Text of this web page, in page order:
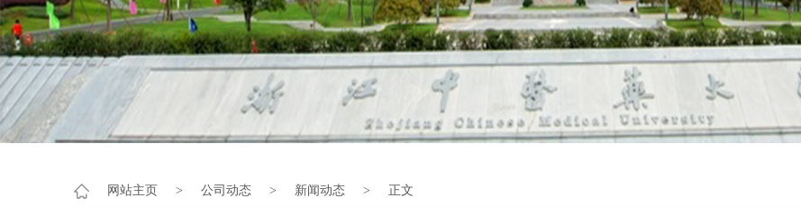
网站主页 > 公司动态 > 新闻动态 > 正文